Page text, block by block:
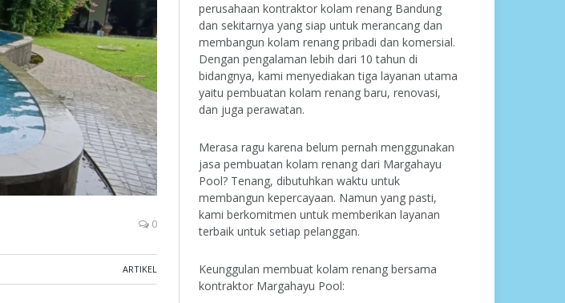
0
ARTIKEL
perusahaan kontraktor kolam renang Bandung
dan sekitarnya yang siap untuk merancang dan
membangun kolam renang pribadi dan komersial.
Dengan pengalaman lebih dari 10 tahun di
bidangnya, kami menyediakan tiga layanan utama
yaitu pembuatan kolam renang baru, renovasi,
dan juga perawatan.
Merasa ragu karena belum pernah menggunakan
jasa pembuatan kolam renang dari Margahayu
Pool? Tenang, dibutuhkan waktu untuk
membangun kepercayaan. Namun yang pasti,
kami berkomitmen untuk memberikan layanan
terbaik untuk setiap pelanggan.
Keunggulan membuat kolam renang bersama
kontraktor Margahayu Pool: